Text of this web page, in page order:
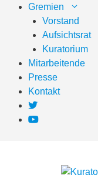
springen
Gremien
Vorstand
Aufsichtsrat
Kuratorium
Mitarbeitende
Presse
Kontakt